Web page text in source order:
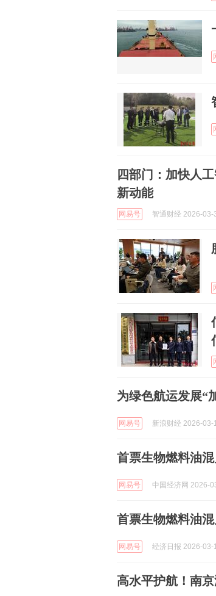
四部门：加快人
新动能
网易号 智通财经 2026-03-
为绿色航运发展“
网易号 新浪财经 2026-03-
首票生物燃料油
网易号 中国经济网 2026-
首票生物燃料油
网易号 经济日报 2026-03-
高水平护航！南